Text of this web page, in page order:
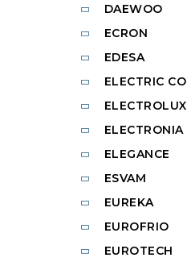
DAEWOO
ECRON
EDESA
ELECTRIC CO
ELECTROLUX
ELECTRONIA
ELEGANCE
ESVAM
EUREKA
EUROFRIO
EUROTECH